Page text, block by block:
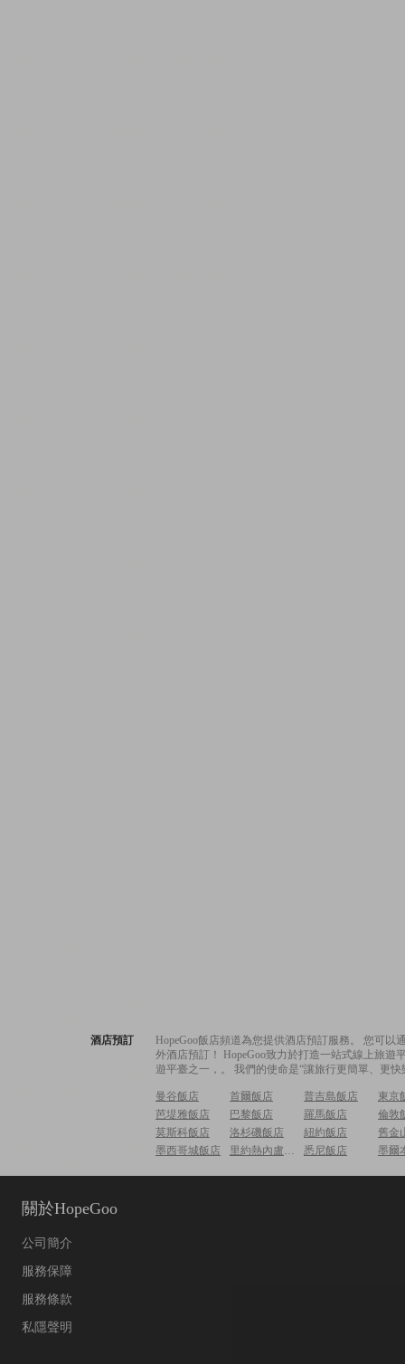
酒店預訂
HopeGoo飯店頻道為您提供酒店預訂服務。 您可
外酒店預訂！ HopeGoo致力於打造一站式線上旅
遊平臺之一，。 我們的使命是“讓旅行更簡單、更
曼谷飯店 首爾飯店 普吉島飯店
東京
芭堤雅飯店
巴黎飯店 羅馬飯店
倫敦
莫斯科飯店
洛杉磯飯店 紐約飯店
舊金
墨西哥城飯店
里約熱內盧飯店 悉尼飯店 墨爾
關於HopeGoo
公司簡介
服務保障
服務條款
私隱聲明